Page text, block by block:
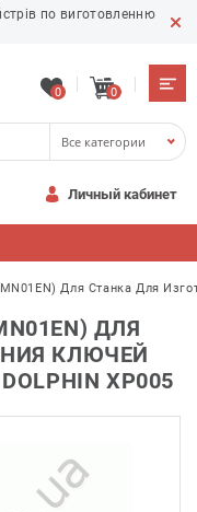
по виготовленню
0 0
Все категории
Личный кабинет
Для Станка Для
ДЛЯ
КЛЮЧЕЙ
XP005